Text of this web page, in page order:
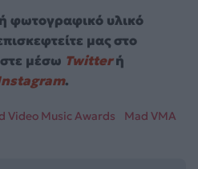
φωτογραφικό υλικό
μας στο
μέσω Twitterή
.
Video Music Awards
Mad VMA